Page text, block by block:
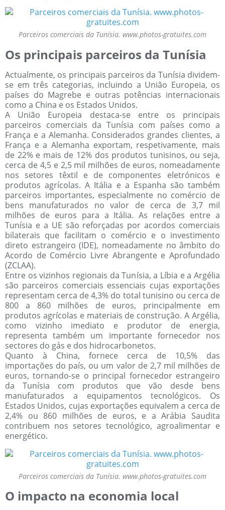
Parceiros comerciais da Tunísia. www.photos-gratuites.com
Os principais parceiros da Tunísia
Actualmente, os principais parceiros da Tunísia dividem-
se em três categorias, incluindo a União Europeia, os
países do Magrebe e outras potências internacionais
como a China e os Estados Unidos.
A União Europeia destaca-se entre os principais
parceiros comerciais da Tunísia com países como a
França e a Alemanha. Considerados grandes clientes, a
França e a Alemanha exportam, respetivamente, mais
de 22% e mais de 12% dos produtos tunisinos, ou seja,
cerca de 4,5 e 2,5 mil milhões de euros, nomeadamente
nos setores têxtil e de componentes eletrónicos e
produtos agrícolas. A Itália e a Espanha são também
parceiros importantes, especialmente no comércio de
bens manufaturados no valor de cerca de 3,7 mil
milhões de euros para a Itália. As relações entre a
Tunísia e a UE são reforçadas por acordos comerciais
bilaterais que facilitam o comércio e o investimento
direto estrangeiro (IDE), nomeadamente no âmbito do
Acordo de Comércio Livre Abrangente e Aprofundado
(ZCLAA).
Entre os vizinhos regionais da Tunísia, a Líbia e a Argélia
são parceiros comerciais essenciais cujas exportações
representam cerca de 4,3% do total tunisino ou cerca de
800 a 860 milhões de euros, principalmente em
produtos agrícolas e materiais de construção. A Argélia,
como vizinho imediato e produtor de energia,
representa também um importante fornecedor nos
sectores do gás e dos hidrocarbonetos.
Quanto à China, fornece cerca de 10,5% das
importações do país, ou um valor de 2,7 mil milhões de
euros, tornando-se o principal fornecedor estrangeiro
da Tunísia com produtos que vão desde bens
manufaturados a equipamentos tecnológicos. Os
Estados Unidos, cujas exportações equivalem a cerca de
2,4% ou 860 milhões de euros, e a Arábia Saudita
contribuem nos setores tecnológico, agroalimentar e
energético.
Parceiros comerciais da Tunísia. www.photos-gratuites.com
O impacto na economia local